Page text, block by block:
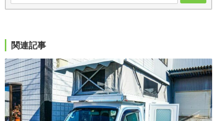
関連記事